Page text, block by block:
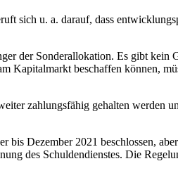
sich u. a. darauf, dass
der Sonderallokation. Es gibt kein
Kapitalmarkt beschaffen können,
zahlungsfähig gehalten werden
Dezember 2021 beschlossen,
des Schuldendienstes. Die